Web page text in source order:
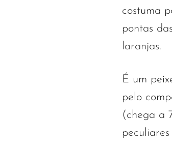
costuma
pontas
laranjas.
É um
pelo
(chega a